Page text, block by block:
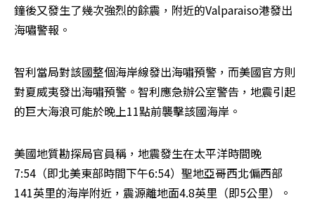
鐘後又發生了幾次強烈的餘震，附近的Valparaiso港發出
海嘯警報。
智利當局對該國整個海岸線發出海嘯預警，而美國官方則
對夏威夷發出海嘯預警。智利應急辦公室警告，地震引起
的巨大海浪可能於晚上11點前襲擊該國海岸。
美國地質勘探局官員稱，地震發生在太平洋時間晚
7:54（即北美東部時間下午6:54）聖地亞哥西北偏西部
141英里的海岸附近，震源離地面4.8英里（即5公里）。